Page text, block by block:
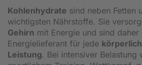
Kohlenhydrate sind neben Fetten
wichtigsten Nährstoffe. Sie
Gehirn mit Energie und sind
Energielieferant für jede
Leistung. Bei intensiver Belastung